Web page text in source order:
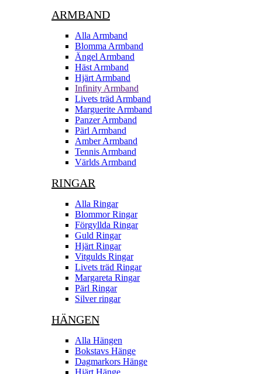
ARMBAND
Alla Armband
Blomma Armband
Ängel Armband
Häst Armband
Hjärt Armband
Infinity Armband
Livets träd Armband
Marguerite Armband
Panzer Armband
Pärl Armband
Amber Armband
Tennis Armband
Världs Armband
RINGAR
Alla Ringar
Blommor Ringar
Förgyllda Ringar
Guld Ringar
Hjärt Ringar
Vitgulds Ringar
Livets träd Ringar
Margareta Ringar
Pärl Ringar
Silver ringar
HÄNGEN
Alla Hängen
Bokstavs Hänge
Dagmarkors Hänge